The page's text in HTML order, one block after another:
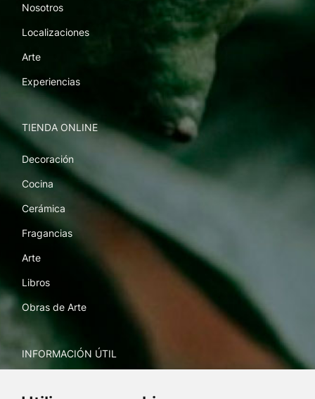
Nosotros
Localizaciones
Arte
Experiencias
TIENDA ONLINE
Decoración
Cocina
Cerámica
Fragancias
Arte
Libros
Obras de Arte
INFORMACIÓN ÚTIL